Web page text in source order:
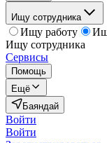
Ищу сотрудника
Ищу работу
Ищу сотрудника
Сервисы
Помощь
Ещё
Баяндай
Войти
Войти